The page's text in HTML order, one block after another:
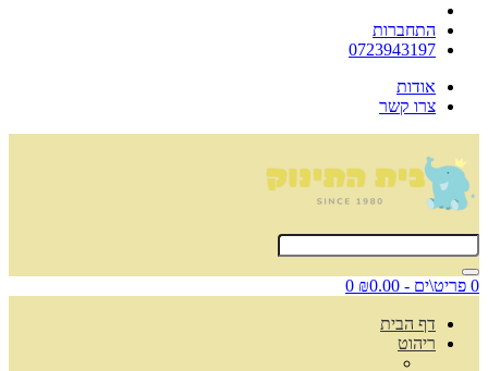
התחברות
0723943197
אודות
צרו קשר
0 פריט\ים - ₪0.00 0
דף הבית
ריהוט